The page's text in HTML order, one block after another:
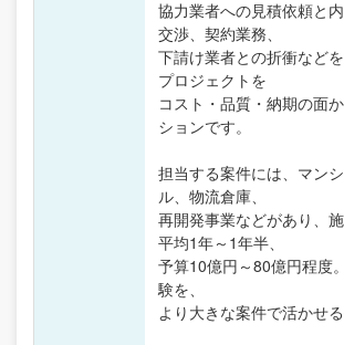
協力業者への見積依頼と
交渉、契約業務、
下請け業者との折衝など
プロジェクトを
コスト・品質・納期の面
ションです。
担当する案件には、マン
ル、物流倉庫、
再開発事業などがあり、
平均1年～1年半、
予算10億円～80億円程度
験を、
より大きな案件で活かせる